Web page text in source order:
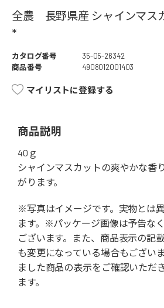
全農 長野県産 シャインマス
*
カタログ番号
35-05-26342
商品番号
4908012001403
マイリストに登録する
商品説明
40ｇ
シャインマスカットの爽やかな香
がります。
※写真はイメージです。実物とは
ます。※パッケージ画像は予告な
ございます。また、商品表示の記
も変更になっている場合もござい
ました商品の表示をご確認いただ
ます。